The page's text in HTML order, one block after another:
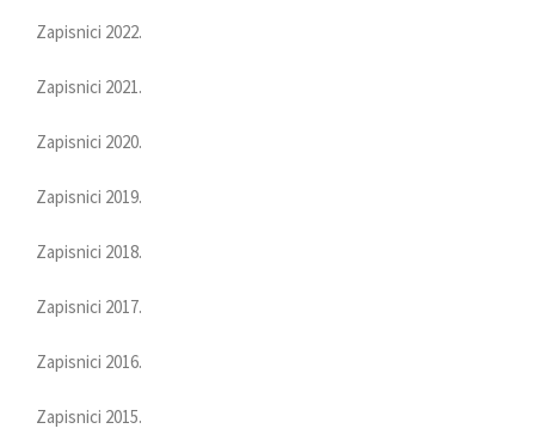
Zapisnici 2022.
Zapisnici 2021.
Zapisnici 2020.
Zapisnici 2019.
Zapisnici 2018.
Zapisnici 2017.
Zapisnici 2016.
Zapisnici 2015.